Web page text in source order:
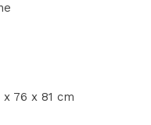
x 76 x 81 cm